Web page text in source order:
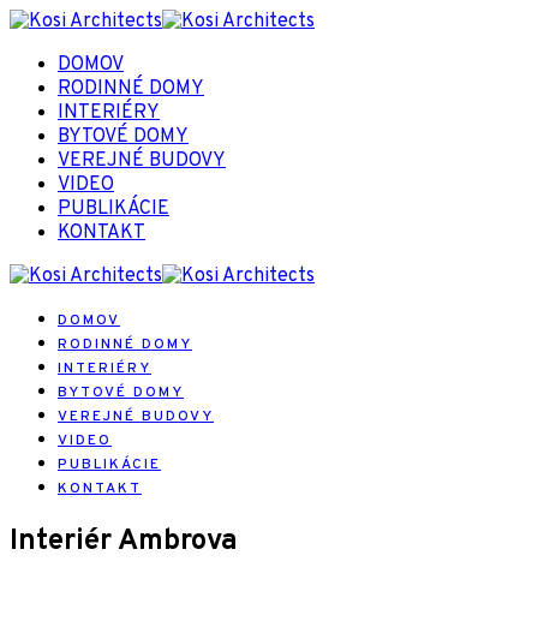
DOMOV
RODINNÉ DOMY
INTERIÉRY
BYTOVÉ DOMY
VEREJNÉ BUDOVY
VIDEO
PUBLIKÁCIE
KONTAKT
DOMOV
RODINNÉ DOMY
INTERIÉRY
BYTOVÉ DOMY
VEREJNÉ BUDOVY
VIDEO
PUBLIKÁCIE
KONTAKT
Interiér Ambrova